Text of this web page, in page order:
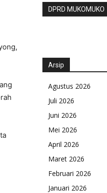
DPRD MUKOMUKO
Arsip
Agustus 2026
Juli 2026
Juni 2026
Mei 2026
April 2026
Maret 2026
Februari 2026
Januari 2026